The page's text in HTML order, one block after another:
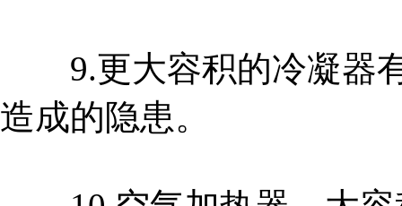
9.更大容积的冷凝器有
造成的隐患。